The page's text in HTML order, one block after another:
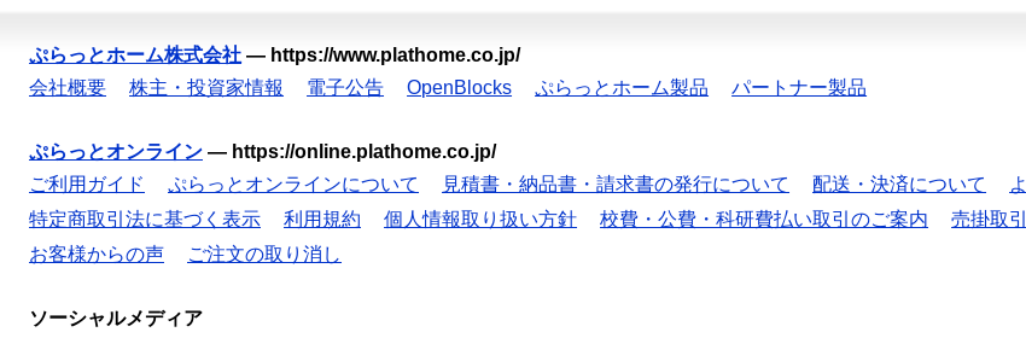
ぷらっとホーム株式会社 — https://www.plathome.co.jp/
会社概要
株主・投資家情報 電子公告 OpenBlocks ぷらっとホーム製品 パートナー製品
ぷらっとオンライン — https://online.plathome.co.jp/
ご利用ガイド
ぷらっとオンラインについて 見積書・納品書・請求書の発行について 配送・決済について
特定商取引法に基づく表示
利用規約 個人情報取り扱い方針 校費・公費・科研費払い取引のご案内 売掛取
お客様からの声
ご注文の取り消し
ソーシャルメディア